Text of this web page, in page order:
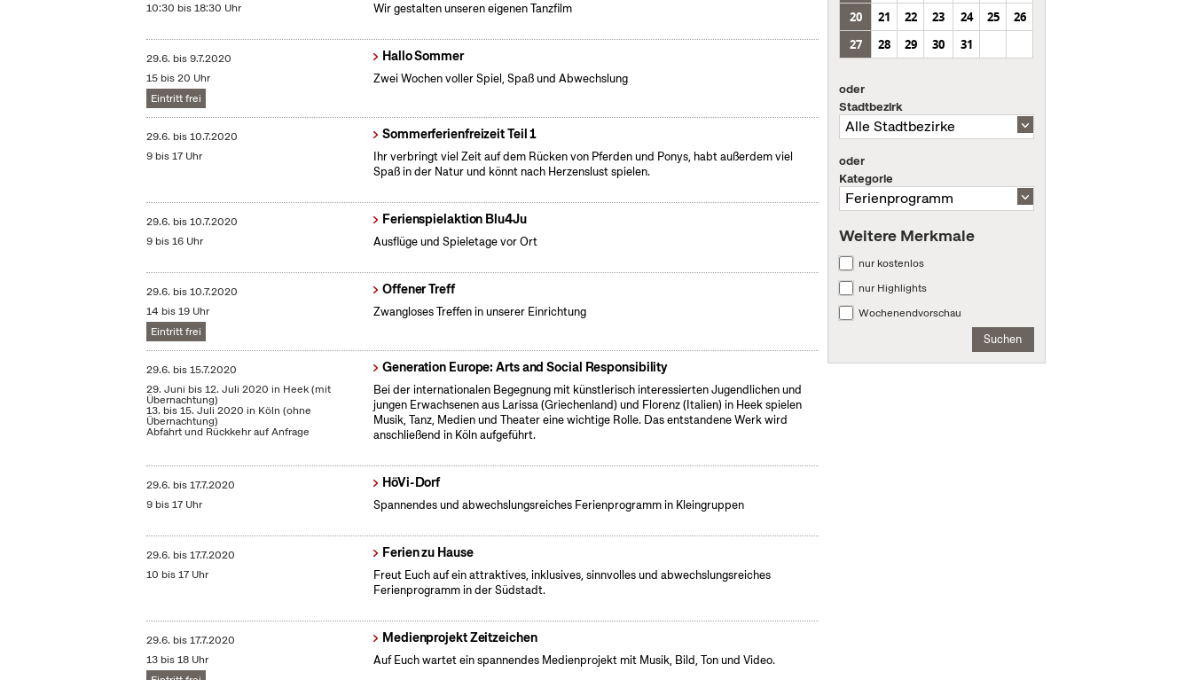
10:30 bis 18:30 Uhr
Wir gestalten unseren eigenen Tanzfilm
29.6. bis9.7.2020
15 bis 20 Uhr
Eintritt frei
Hallo Sommer
Zwei Wochen voller Spiel, Spaß und Abwechslung
29.6. bis10.7.2020
9 bis 17 Uhr
Sommerferienfreizeit Teil 1
Ihr verbringt viel Zeit auf dem Rücken von Pferden und Ponys, habt außerdem viel
Spaß in der Natur und könnt nach Herzenslust spielen.
29.6. bis10.7.2020
9 bis 16 Uhr
Ferienspielaktion Blu4Ju
Ausflüge und Spieletage vor Ort
29.6. bis10.7.2020
14 bis 19 Uhr
Eintritt frei
Offener Treff
Zwangloses Treffen in unserer Einrichtung
29.6. bis15.7.2020
29. Juni bis 12. Juli 2020 in Heek (mit
Übernachtung)
13. bis 15. Juli 2020 in Köln (ohne
Übernachtung)
Abfahrt und Rückkehr auf Anfrage
Generation Europe: Arts and Social Responsibility
Bei der internationalen Begegnung mit künstlerisch interessierten Jugendlichen und
jungen Erwachsenen aus Larissa (Griechenland) und Florenz (Italien) in Heek spielen
Musik, Tanz, Medien und Theater eine wichtige Rolle. Das entstandene Werk wird
anschließend in Köln aufgeführt.
29.6. bis17.7.2020
9 bis 17 Uhr
HöVi-Dorf
Spannendes und abwechslungsreiches Ferienprogramm in Kleingruppen
29.6. bis17.7.2020
10 bis 17 Uhr
Ferien zu Hause
Freut Euch auf ein attraktives, inklusives, sinnvolles und abwechslungsreiches
Ferienprogramm in der Südstadt.
29.6. bis17.7.2020
13 bis 18 Uhr
Medienprojekt Zeitzeichen
Auf Euch wartet ein spannendes Medienprojekt mit Musik, Bild, Ton und Video.
20
21 22 23 24 25
26
27
28 29 30 31
oder
Stadtbezirk
oder
Kategorie
Weitere Merkmale
nur kostenlos
nur Highlights
Wochenendvorschau
Suchen